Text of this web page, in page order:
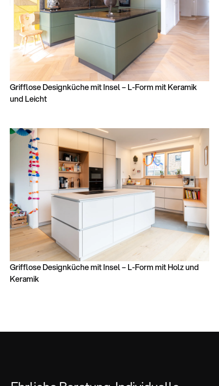
Grifflose Designküche mit Insel – L-Form mit Keramik
und Leicht
Grifflose Designküche mit Insel – L-Form mit Holz und
Keramik